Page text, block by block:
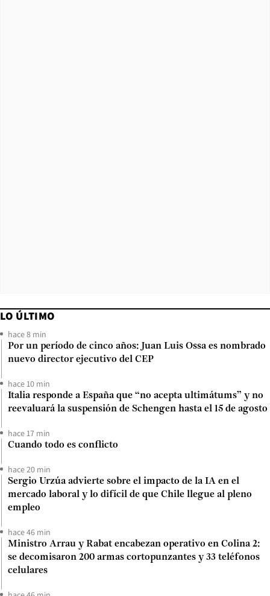
LO ÚLTIMO
hace 8 min
Por un período de cinco años: Juan Luis Ossa es nombrado
nuevo director ejecutivo del CEP
hace 10 min
Italia responde a España que “no acepta ultimátums” y no
reevaluará la suspensión de Schengen hasta el 15 de agosto
hace 17 min
Cuando todo es conflicto
hace 20 min
Sergio Urzúa advierte sobre el impacto de la IA en el
mercado laboral y lo difícil de que Chile llegue al pleno
empleo
hace 46 min
Ministro Arrau y Rabat encabezan operativo en Colina 2:
se decomisaron 200 armas cortopunzantes y 33 teléfonos
celulares